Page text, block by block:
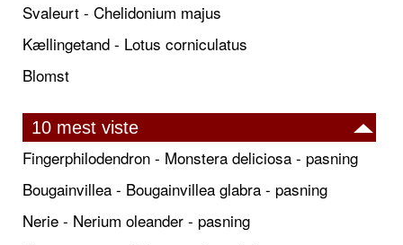
Svaleurt - Chelidonium majus
Kællingetand - Lotus corniculatus
Blomst
10 mest viste
Fingerphilodendron - Monstera deliciosa - pasning
Bougainvillea - Bougainvillea glabra - pasning
Nerie - Nerium oleander - pasning